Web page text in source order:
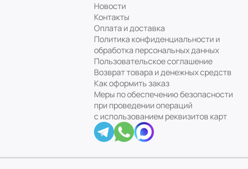
Новости
Контакты
Оплата и доставка
Политика конфиденциальности и
обработка персональных данных
Пользовательское соглашение
Возврат товара и денежных средств
Как оформить заказ
Меры по обеспечению безопасности
при проведении операций
с использованием реквизитов карт